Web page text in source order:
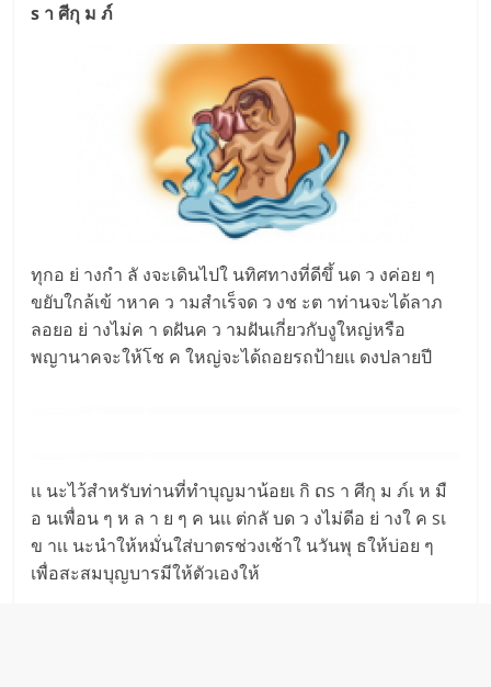
s า ศีกุ ม ภ์
ทุกอ ย่ างกำ ลั งจะเดินไปใ นทิศทางที่ดีขึ้ นด ว งค่อย ๆ
ขยับใกล้เข้ าหาค ว ามสำเร็จด ว งช ะต าท่านจะได้ลาภ
ลอยอ ย่ างไม่ค า ดฝันค ว ามฝันเกี่ยวกับงูใหญ่หรือ
พญานาคจะให้โช ค ใหญ่จะได้ถอยรถป้ายเเ ดงปลายปี
เเ นะไว้สำหรับท่านที่ทำบุญมาน้อยเ กิ ດs า ศีกุ ม ภ์เ ห มื
อ นเพื่อน ๆ ห ล า ย ๆ ค นเเ ต่กลั บด ว งไม่ดีอ ย่ างใ ค sเ
ข าเเ นะนำให้หมั่นใส่บาตรช่วงเช้าใ นวันพุ ธให้บ่อย ๆ
เพื่อสะสมบุญบารมีให้ตัวเองให้